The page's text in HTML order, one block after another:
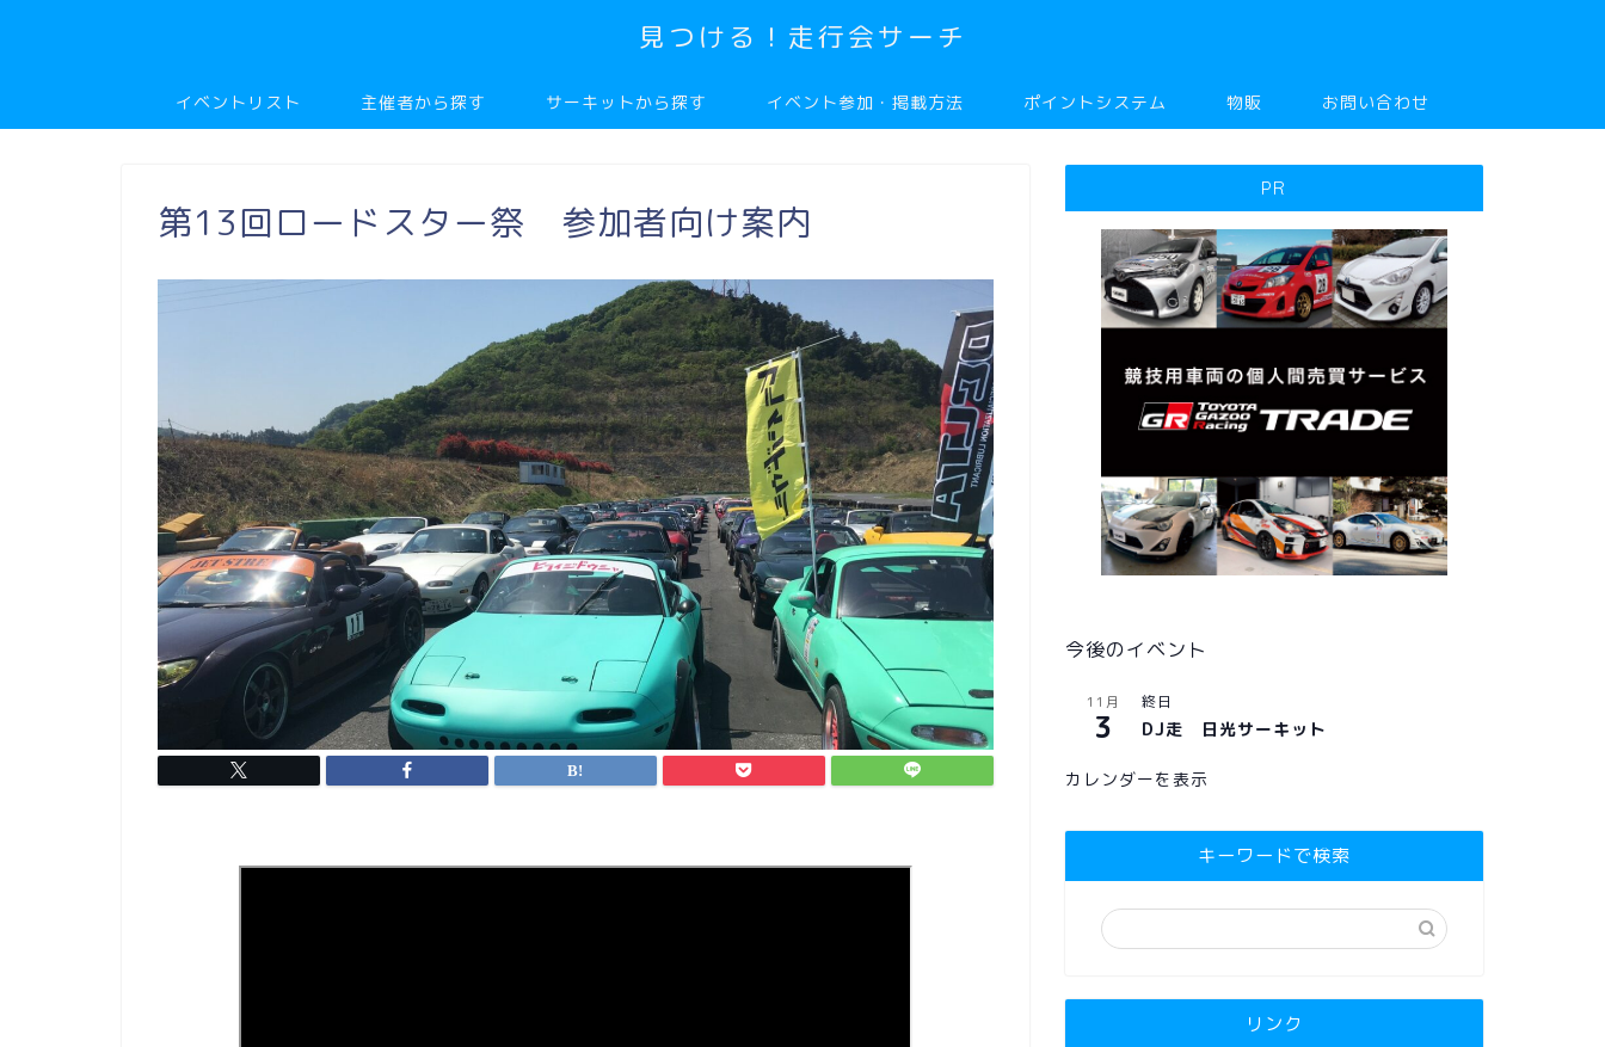
見つける！走行会サーチ
イベントリスト 主催者から探す サーキットから探す イベント参加・掲載方法 ポイントシステム 物販 お問い合わせ
第13回ロードスター祭 参加者向け案内
PR
今後のイベント
11月
3
終日
DJ走 日光サーキット
カレンダーを表示
キーワードで検索
リンク